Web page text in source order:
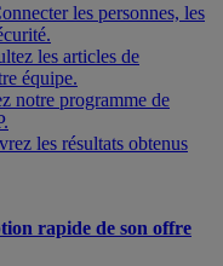
les personnes, les
les articles de
équipe.
notre programme de
les résultats obtenus
rapide de son offre